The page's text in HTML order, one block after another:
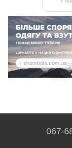
067-